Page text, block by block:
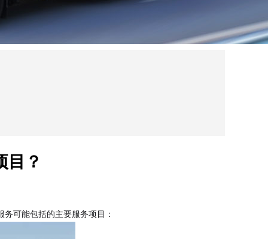
目？
务可能包括的主要服务项目：